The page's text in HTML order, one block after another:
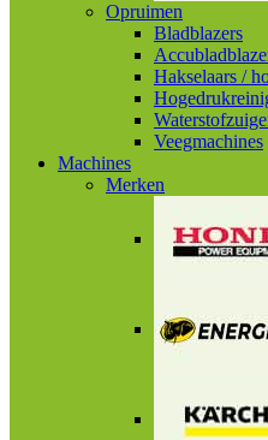
Opruimen
Bladblazers
Hakselaars /
Veegmachines
Machines
Merken